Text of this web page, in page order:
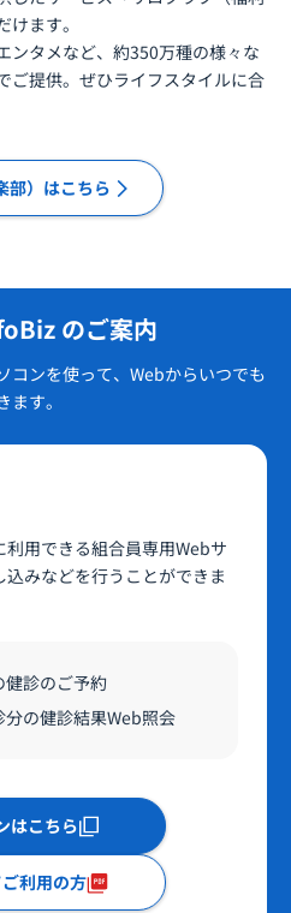
ます。
ンタメなど、約350万種の様々な
ご提供。ぜひライフスタイルに合
部）はこちら
のご案内
コンを使って、Webからいつでも
す。
用できる組合員専用Webサ
みなどを行うことができま
健診のご予約
の健診結果Web照会
はこちら
利用の方